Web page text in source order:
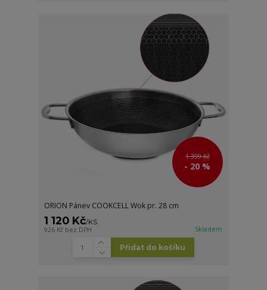
1 399 Kč
- 20 %
ORION Pánev COOKCELL Wok pr. 28 cm
1 120 Kč/KS
926 Kč bez DPH Skladem
Přidat do košíku